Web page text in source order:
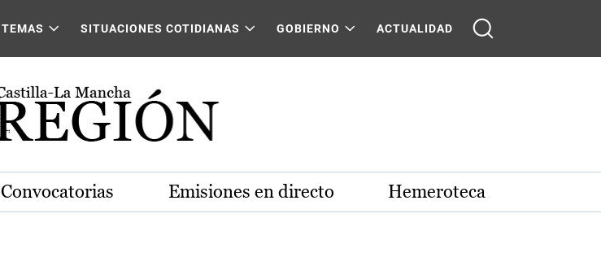
TEMAS SITUACIONES COTIDIANAS GOBIERNO ACTUALIDAD
Convocatorias Emisiones en directo Hemeroteca